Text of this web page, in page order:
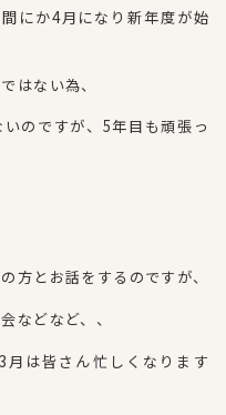
にか4月になり新年度が始
はない為、
のですが、5年目も頑張っ
方とお話をするのですが、
などなど、、
は皆さん忙しくなります